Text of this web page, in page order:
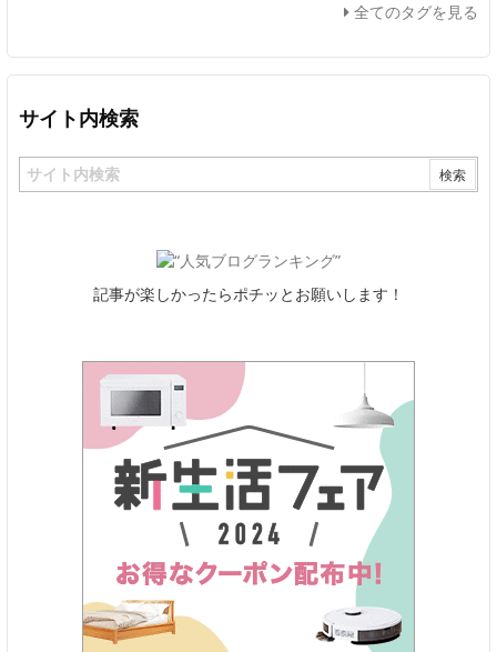
全てのタグを見る
サイト内検索
記事が楽しかったらポチッとお願いします！